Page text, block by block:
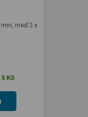
meď 2 x
KS